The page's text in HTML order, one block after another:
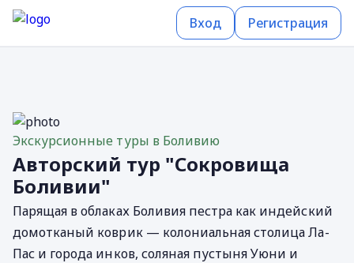
Вход Регистрация
Экскурсионные туры в Боливию
Авторский тур "Сокровища
Боливии"
Парящая в облаках Боливия пестра как индейский
домотканый коврик — колониальная столица Ла-
Пас и города инков, соляная пустыня Уюни и